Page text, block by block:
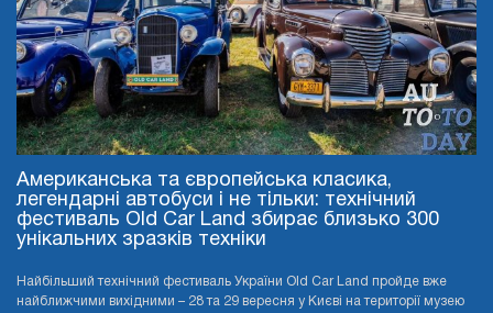
Американська та європейська класика,
легендарні автобуси і не тільки: технічний
фестиваль Old Car Land збирає близько 300
унікальних зразків техніки
Найбільший технічний фестиваль України Old Car Land пройде вже
найближчими вихідними – 28 та 29 вересня у Києві на території музею